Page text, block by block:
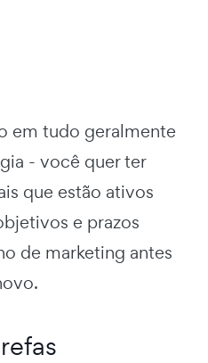
em tudo geralmente
- você quer ter
que estão ativos
e prazos
de marketing antes